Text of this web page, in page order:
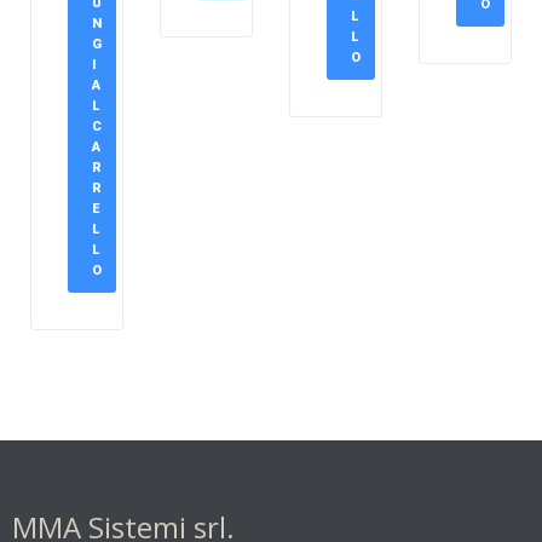
N
G
I
A
L
C
A
R
R
E
L
L
O
L
L
O
O
MMA Sistemi srl.